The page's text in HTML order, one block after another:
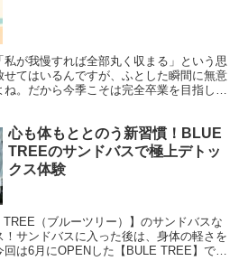
が我慢すれば全部丸く収まる」という思
てはいるんですが、ふとした瞬間に無意
。だから今季こそは完全卒業を目指しま
心も体もととのう新習慣！BLUE
TREEのサンドバスで極上デトッ
クス体験
（ブルーツリー）】のサンドバスな
サンドバスに入った後は、身体の軽さを
は6月にOPENした【BULE TREE】でサ